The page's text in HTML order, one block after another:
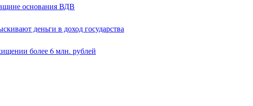
основания ВДВ
деньги в доход государства
более 6 млн. рублей